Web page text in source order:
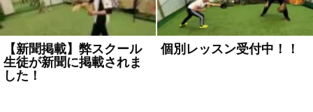
【新聞掲載】弊スクール
生徒が新聞に掲載されま
した！
個別レッスン受付中！！